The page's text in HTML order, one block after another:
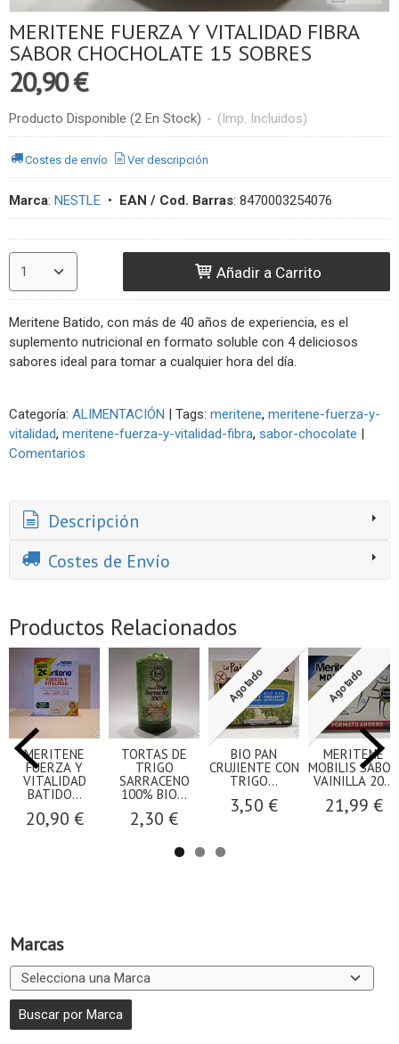
Marcas
MERITENE FUERZA Y VITALIDAD FIBRA
SABOR CHOCHOLATE 15 SOBRES
20,90 €
Producto Disponible (2 En Stock) - (Imp. Incluidos)
Costes de envío Ver descripción
Marca: NESTLE • EAN / Cod. Barras: 8470003254076
Añadir a Carrito
Meritene Batido, con más de 40 años de experiencia, es el
suplemento nutricional en formato soluble con 4 deliciosos
sabores ideal para tomar a cualquier hora del día.
Categoría: ALIMENTACIÓN | Tags: meritene meritene-fuerza-y-
vitalidad meritene-fuerza-y-vitalidad-fibra sabor-chocolate |
Comentarios
Descripción
Costes de Envío
Productos Relacionados
MERITENE
FUERZA Y
VITALIDAD
BATIDO...
20,90 €
TORTAS DE
TRIGO
SARRACENO
100% BIO...
2,30 €
Agotado
BIO PAN
CRUJIENTE CON
TRIGO...
3,50 €
Agotado
MERITENE
MOBILIS SABOR
VAINILLA 20...
21,99 €